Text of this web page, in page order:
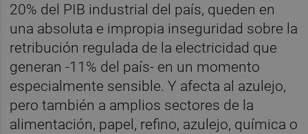
20% del PIB industrial del país, queden en
una absoluta e impropia inseguridad sobre la
retribución regulada de la electricidad que
generan -11% del país- en un momento
especialmente sensible. Y afecta al azulejo,
pero también a amplios sectores de la
alimentación, papel, refino, azulejo, química o